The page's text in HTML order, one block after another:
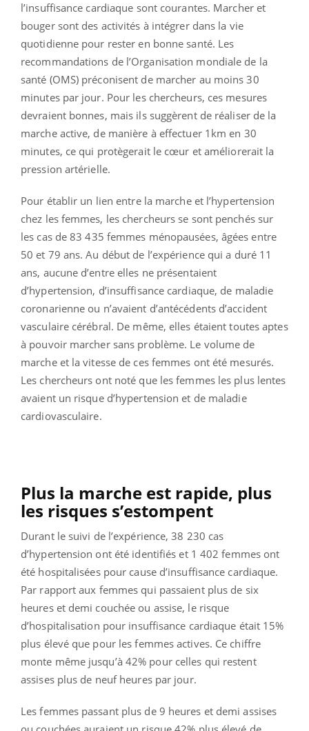
l’insuffisance cardiaque sont courantes. Marcher et
bouger sont des activités à intégrer dans la vie
quotidienne pour rester en bonne santé. Les
recommandations de l’Organisation mondiale de la
santé (OMS) préconisent de marcher au moins 30
minutes par jour. Pour les chercheurs, ces mesures
devraient bonnes, mais ils suggèrent de réaliser de la
marche active, de manière à effectuer 1km en 30
minutes, ce qui protègerait le cœur et améliorerait la
pression artérielle.
Pour établir un lien entre la marche et l’hypertension
chez les femmes, les chercheurs se sont penchés sur
les cas de 83 435 femmes ménopausées, âgées entre
50 et 79 ans. Au début de l’expérience qui a duré 11
ans, aucune d’entre elles ne présentaient
d’hypertension, d’insuffisance cardiaque, de maladie
coronarienne ou n’avaient d’antécédents d’accident
vasculaire cérébral. De même, elles étaient toutes aptes
à pouvoir marcher sans problème. Le volume de
marche et la vitesse de ces femmes ont été mesurés.
Les chercheurs ont noté que les femmes les plus lentes
avaient un risque d’hypertension et de maladie
cardiovasculaire.
Plus la marche est rapide, plus
les risques s’estompent
Durant le suivi de l’expérience, 38 230 cas
d’hypertension ont été identifiés et 1 402 femmes ont
été hospitalisées pour cause d’insuffisance cardiaque.
Par rapport aux femmes qui passaient plus de six
heures et demi couchée ou assise, le risque
d’hospitalisation pour insuffisance cardiaque était 15%
plus élevé que pour les femmes actives. Ce chiffre
monte même jusqu’à 42% pour celles qui restent
assises plus de neuf heures par jour.
Les femmes passant plus de 9 heures et demi assises